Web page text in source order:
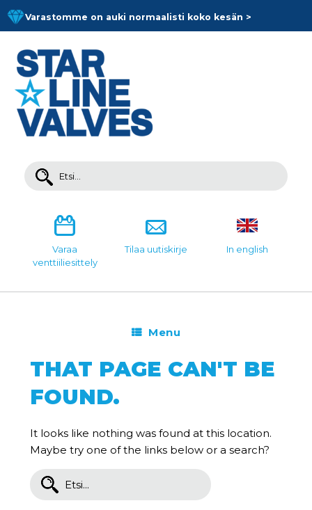
to
content
Varastomme on auki normaalisti koko kesän >
Search
for:
Varaa
venttiiliesittely
Tilaa uutiskirje In english
Menu
THAT PAGE CAN'T BE
FOUND.
It looks like nothing was found at this location.
Maybe try one of the links below or a search?
Search
for: